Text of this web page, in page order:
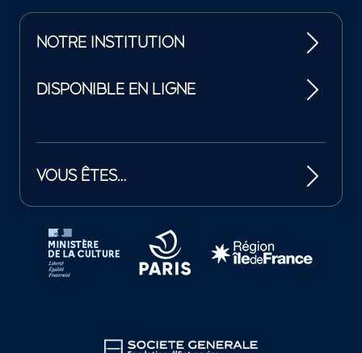
NOTRE INSTITUTION
DISPONIBLE EN LIGNE
VOUS ÊTES…
Tutelles et mécènes de la Philharmonie de Paris